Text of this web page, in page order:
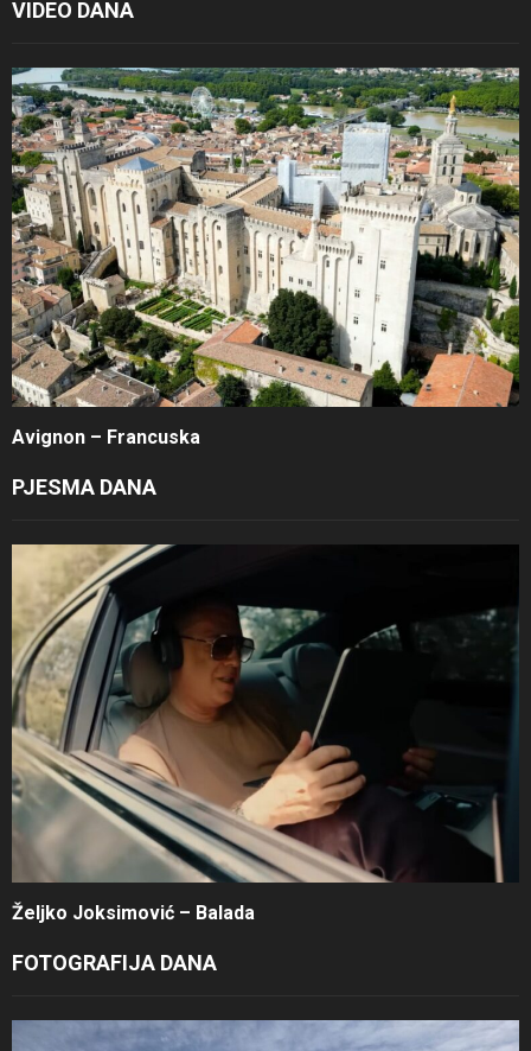
VIDEO DANA
Avignon – Francuska
PJESMA DANA
Željko Joksimović – Balada
FOTOGRAFIJA DANA